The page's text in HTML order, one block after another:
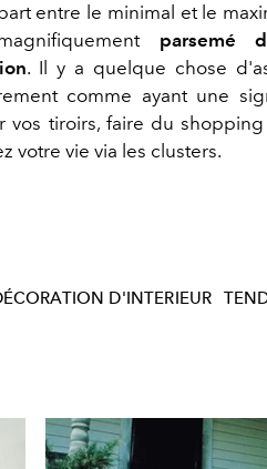
entre le minimal et le
parsemé
. Il y a quelque chose
comme ayant une
vos tiroirs, faire du
votre vie via les clusters.
D'INTERIEUR